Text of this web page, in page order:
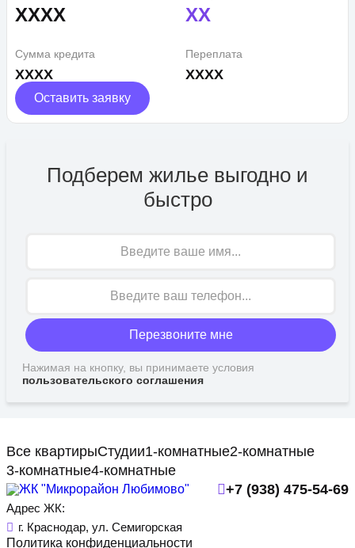
XXXX XX
Сумма кредита
XXXX
Переплата
XXXX
Оставить заявку
Подберем жилье выгодно и
быстро
Перезвоните мне
Нажимая на кнопку, вы принимаете условия
пользовательского соглашения
Все квартирыСтудии1-комнатные2-комнатные
3-комнатные4-комнатные
Адрес ЖК:
г. Краснодар, ул. Семигорская
+7 (938) 475-54-69
Политика конфиденциальности